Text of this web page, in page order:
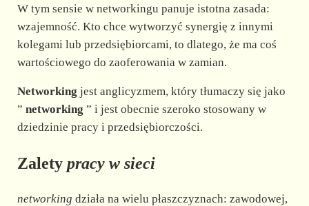
W tym sensie w networkingu panuje istotna zasada:
wzajemność. Kto chce wytworzyć synergię z innymi
kolegami lub przedsiębiorcami, to dlatego, że ma coś
wartościowego do zaoferowania w zamian.
Networking jest anglicyzmem, który tłumaczy się jako
” networking ” i jest obecnie szeroko stosowany w
dziedzinie pracy i przedsiębiorczości.
Zalety pracy w sieci
networking działa na wielu płaszczyznach: zawodowej,